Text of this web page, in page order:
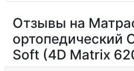
Отзывы на
ортопедический
Soft (4D Matrix